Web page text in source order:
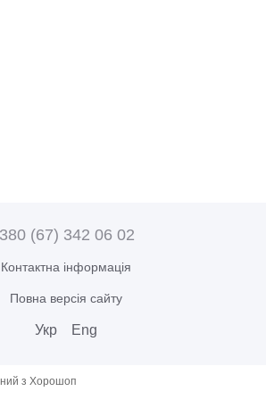
(67) 342 06 02
Контактна інформація
Повна версія сайту
Укр Eng
з Хорошоп